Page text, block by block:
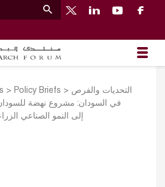
> Policy Briefs > التحديات والفرص
في السودان: مشروع نهضة للسودان
إلى النمو الصناعي